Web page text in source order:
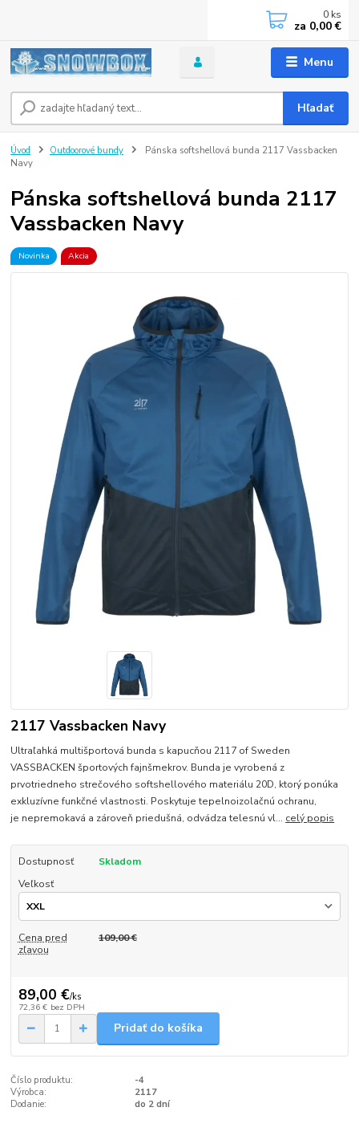
Menu
Hľadať
0 ks
za 0,00 €
Úvod Outdoorové bundy
Pánska softshellová bunda 2117 Vassbacken
Navy
Pánska softshellová bunda 2117
Vassbacken Navy
Novinka Akcia
2117 Vassbacken Navy
Ultraľahká multišportová bunda s kapucňou 2117 of Sweden
VASSBACKEN športových fajnšmekrov. Bunda je vyrobená z
prvotriedneho strečového softshellového materiálu 20D, ktorý ponúka
exkluzívne funkčné vlastnosti. Poskytuje tepelnoizolačnú ochranu,
je nepremokavá a zároveň priedušná, odvádza telesnú vl... celý popis
Dostupnosť
Skladom
Veľkosť
Cena pred
zľavou
109,00 €
89,00 €/ks
72,36 € bez DPH
Pridať do košíka
Číslo produktu:
-4
Výrobca:
2117
Dodanie:
do 2 dní